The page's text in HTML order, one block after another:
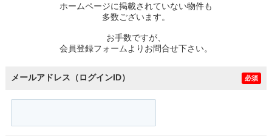
ホームページに掲載されていない物件も
多数ございます。
お手数ですが、
会員登録フォームよりお問合せ下さい。
メールアドレス（ログインID） 必須